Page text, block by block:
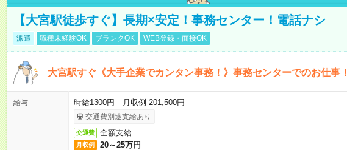
【大宮駅徒歩すぐ】長期×安定！事務センター！電話ナシ
派遣 職種未経験OK ブランクOK WEB登録・面接OK
大宮駅すぐ《大手企業でカンタン事務！》事務センターでのお仕事！
給与 時給1300円 月収例 201,500円
交通費別途支給あり
交通費 全額支給
月収例 20～25万円